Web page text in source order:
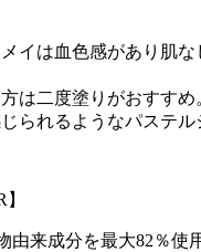
イは血色感があり肌
は二度塗りがおすすめ
られるようなパステル
由来成分を最大82％使